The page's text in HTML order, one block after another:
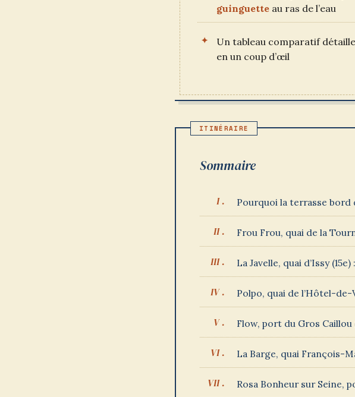
guinguette au ras de l’eau
Un tableau comparatif
en un coup d’œil
Sommaire
Pourquoi la terrasse bord
Frou Frou, quai de la
La Javelle, quai d’Issy
Polpo, quai de l’Hôtel-
Flow, port du Gros
La Barge, quai François-
Rosa Bonheur sur Seine,